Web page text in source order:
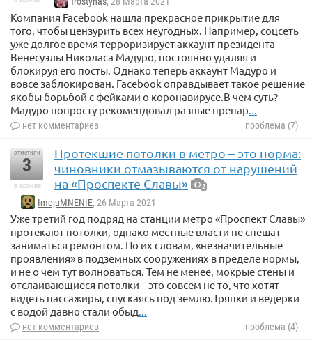
Компания Facebook нашла прекрасное прикрытие для
того, чтобы цензурить всех неугодных. Например, соцсеть
уже долгое время терроризирует аккаунт президента
Венесуэлы Николаса Мадуро, постоянно удаляя и
блокируя его посты. Однако теперь аккаунт Мадуро и
вовсе заблокирован. Facebook оправдывает такое решение
якобы борьбой с фейками о коронавирусе.В чем суть?
Мадуро попросту рекомендовал разные препар...
нет комментариев проблема (7)
отметили
3
в архиве
Протекшие потолки в метро – это норма:
чиновники отмазываются от нарушений
на «Проспекте Славы»
2
ImejuMNENIE, 26 Марта 2021
Уже третий год подряд на станции метро «Проспект Славы»
протекают потолки, однако местные власти не спешат
заниматься ремонтом. По их словам, «незначительные
проявления» в подземных сооружениях в пределе нормы,
и не о чем тут волноваться. Тем не менее, мокрые стены и
отслаивающиеся потолки – это совсем не то, что хотят
видеть пассажиры, спускаясь под землю.Тряпки и ведерки
с водой давно стали обыд...
нет комментариев проблема (4)